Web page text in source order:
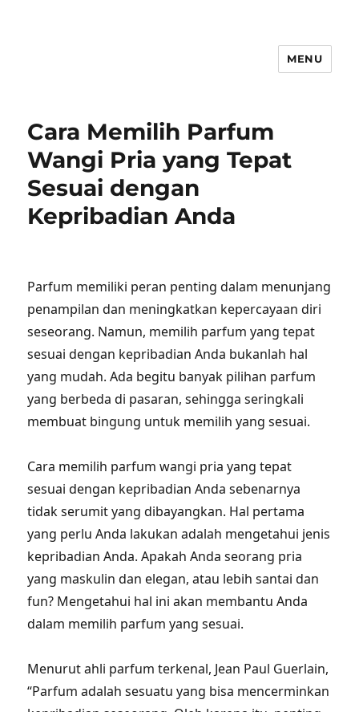
MENU
Cara Memilih Parfum
Wangi Pria yang Tepat
Sesuai dengan
Kepribadian Anda
Parfum memiliki peran penting dalam menunjang
penampilan dan meningkatkan kepercayaan diri
seseorang. Namun, memilih parfum yang tepat
sesuai dengan kepribadian Anda bukanlah hal
yang mudah. Ada begitu banyak pilihan parfum
yang berbeda di pasaran, sehingga seringkali
membuat bingung untuk memilih yang sesuai.
Cara memilih parfum wangi pria yang tepat
sesuai dengan kepribadian Anda sebenarnya
tidak serumit yang dibayangkan. Hal pertama
yang perlu Anda lakukan adalah mengetahui jenis
kepribadian Anda. Apakah Anda seorang pria
yang maskulin dan elegan, atau lebih santai dan
fun? Mengetahui hal ini akan membantu Anda
dalam memilih parfum yang sesuai.
Menurut ahli parfum terkenal, Jean Paul Guerlain,
“Parfum adalah sesuatu yang bisa mencerminkan